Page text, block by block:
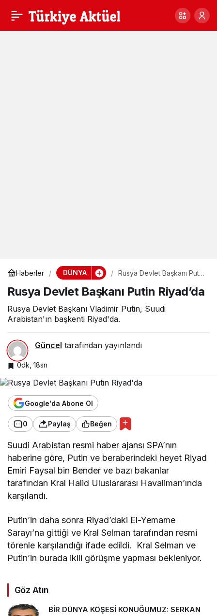
Haberler DÜNYA
Rusya Devlet Başkanı Putin
Rusya Devlet Başkanı Putin Riyad’da
Rusya Devlet Başkanı Vladimir Putin, Suudi
Arabistan'ın başkenti Riyad'da.
Güncel tarafından yayınlandı
0dk, 18sn
Google'da Abone Ol
0 Paylaş Beğen
Suudi Arabistan resmi haber ajansı SPA’nın
haberine göre, Putin ve beraberindeki heyet Riyad
Emiri Faysal bin Bender ve bazı bakanlar
tarafından Kral Halid Uluslararası Havaliman’ında
karşılandı.
Putin’in daha sonra Riyad’daki El-Yemame
Sarayı’na gittiği ve Kral Selman tarafından resmi
törenle karşılandığı ifade edildi. Kral Selman ve
Putin’in burada ikili görüşme yapması bekleniyor.
Göz Atın
BİR DÜNYA KÖŞESİ KONUĞUMUZ: SERKAN
NATO Genel Sekreteri 0 Paylaş